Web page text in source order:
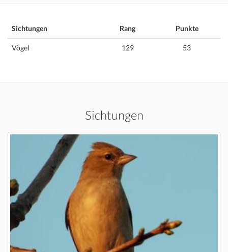
Sichtungen Rang Punkte
Vögel 129 53
Sichtungen